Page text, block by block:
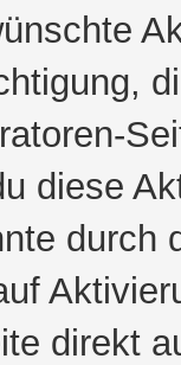
diese
durch
direkt